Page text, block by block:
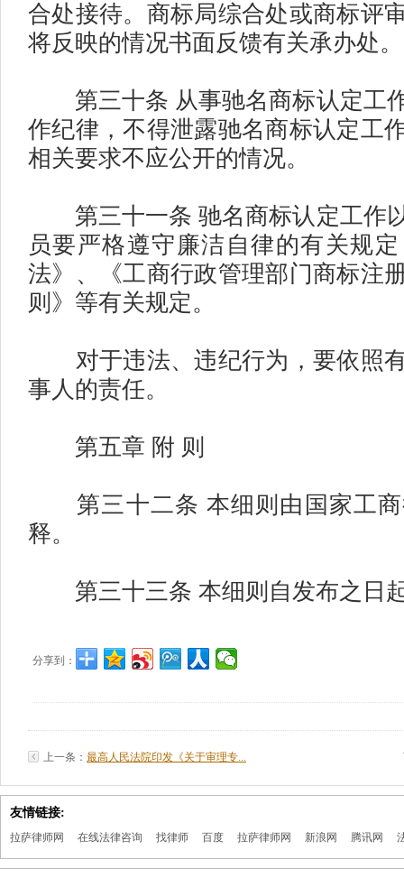
合处接待。商标局综合处或商标评
将反映的情况书面反馈有关承办处。
第三十条 从事驰名商标认定工
作纪律，不得泄露驰名商标认定工
相关要求不应公开的情况。
第三十一条 驰名商标认定工作
员要严格遵守廉洁自律的有关规
法》、《工商行政管理部门商标注
则》等有关规定。
对于违法、违纪行为，要依照
事人的责任。
第五章 附 则
第三十二条 本细则由国家工商
释。
第三十三条 本细则自发布之日
分享到：
上一条： 最高人民法院印发《关于审理专...
友情链接:
拉萨律师网 在线法律咨询 找律师 百度 拉萨律师网 新浪网 腾讯网